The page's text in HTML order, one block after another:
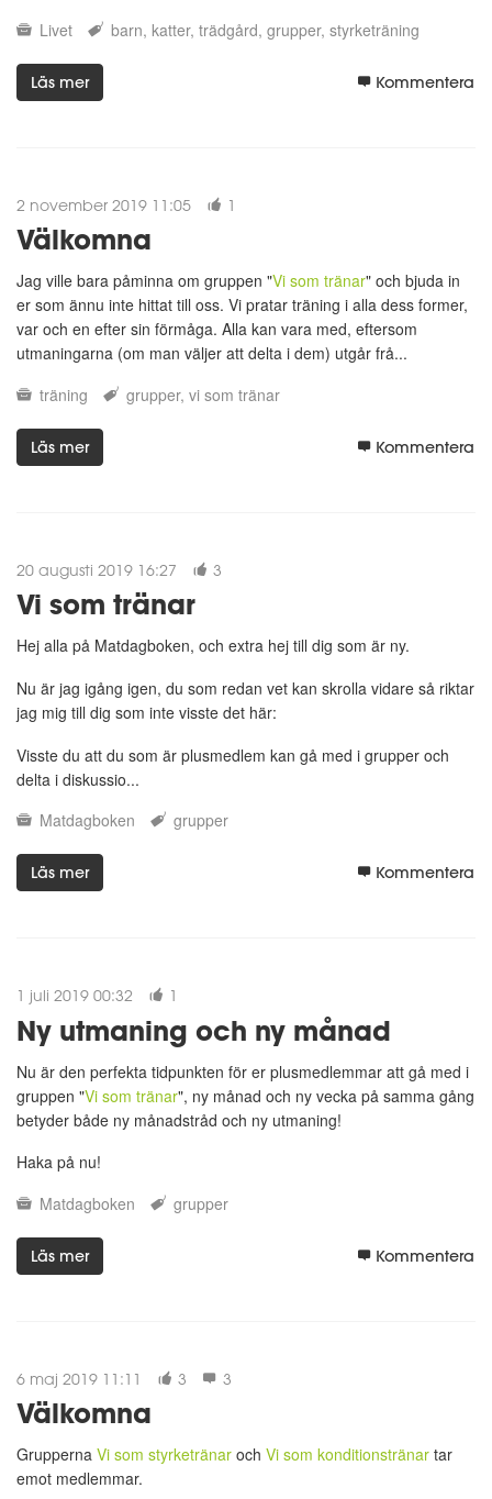
Livet
barn katter trädgård grupper styrketräning
Läs mer Kommentera
2 november 2019 11:05 1
Välkomna
Jag ville bara påminna om gruppen "Vi som tränar" och bjuda in
er som ännu inte hittat till oss. Vi pratar träning i alla dess former,
var och en efter sin förmåga. Alla kan vara med, eftersom
utmaningarna (om man väljer att delta i dem) utgår frå...
träning
grupper vi som tränar
Läs mer Kommentera
20 augusti 2019 16:27 3
Vi som tränar
Hej alla på Matdagboken, och extra hej till dig som är ny.
Nu är jag igång igen, du som redan vet kan skrolla vidare så riktar
jag mig till dig som inte visste det här:
Visste du att du som är plusmedlem kan gå med i grupper och
delta i diskussio...
Matdagboken
grupper
Läs mer Kommentera
1 juli 2019 00:32 1
Ny utmaning och ny månad
Nu är den perfekta tidpunkten för er plusmedlemmar att gå med i
gruppen "Vi som tränar", ny månad och ny vecka på samma gång
betyder både ny månadstråd och ny utmaning!
Haka på nu!
Matdagboken
grupper
Läs mer Kommentera
6 maj 2019 11:11 3 3
Välkomna
Grupperna Vi som styrketränar och Vi som konditionstränar tar
emot medlemmar.